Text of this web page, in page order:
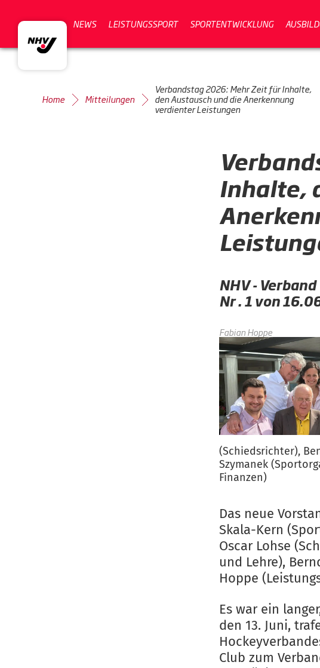
NEWS LEISTUNGSSPORT SPORTENTWICKLUNG
Home Mitteilungen
Verbandstag 2026: Mehr Zeit für Inhalte,
den Austausch und die Anerkennung
verdienter Leistungen
Inhalte,
NHV - Verband
Nr . 1 von
Fabian Hoppe
(Schiedsrichter),
Szymanek
Finanzen)
Das neue
Skala-Kern
Oscar Lohse
und Lehre),
Hoppe
Es war ein
den 13. Juni,
Club zum